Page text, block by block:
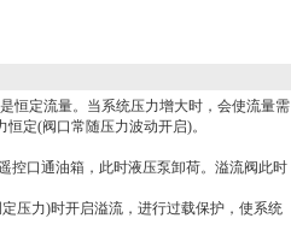
恒定流量。当系统压力增大时，会使流量需
定(阀口常随压力波动开启)。
控口通油箱，此时液压泵卸荷。溢流阀此时
压力)时开启溢流，进行过载保护，使系统